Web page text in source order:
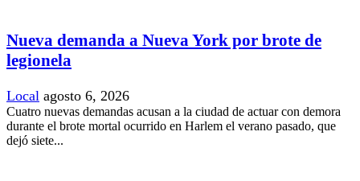
Nueva demanda a Nueva York por brote de
legionela
Local agosto 6, 2026
Cuatro nuevas demandas acusan a la ciudad de actuar con demora
durante el brote mortal ocurrido en Harlem el verano pasado, que
dejó siete...